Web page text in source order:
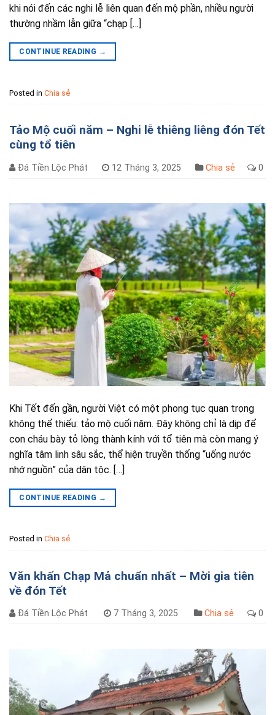
khi nói đến các nghi lễ liên quan đến mộ phần, nhiều người
thường nhầm lẫn giữa “chạp […]
CONTINUE READING →
Posted in Chia sẻ
Tảo Mộ cuối năm – Nghi lễ thiêng liêng đón Tết
cùng tổ tiên
Đá Tiền Lộc Phát 12 Tháng 3, 2025 Chia sẻ 0
Khi Tết đến gần, người Việt có một phong tục quan trọng
không thể thiếu: tảo mộ cuối năm. Đây không chỉ là dịp để
con cháu bày tỏ lòng thành kính với tổ tiên mà còn mang ý
nghĩa tâm linh sâu sắc, thể hiện truyền thống “uống nước
nhớ nguồn” của dân tộc. […]
CONTINUE READING →
Posted in Chia sẻ
Văn khấn Chạp Mả chuẩn nhất – Mời gia tiên
về đón Tết
Đá Tiền Lộc Phát 7 Tháng 3, 2025 Chia sẻ 0